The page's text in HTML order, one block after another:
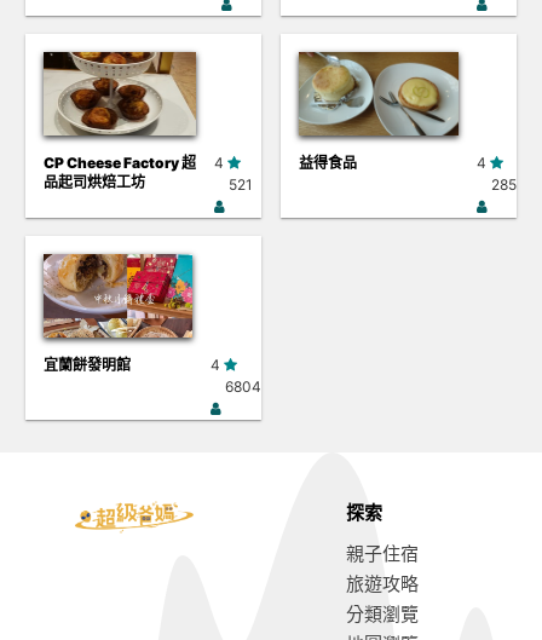
CP Cheese Factory 超
品起司烘焙工坊
4
521
益得食品
4
285
宜蘭餅發明館
4
6804
探索
親子住宿
旅遊攻略
分類瀏覽